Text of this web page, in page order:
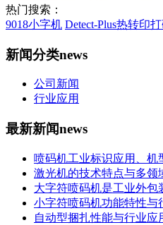
热门搜索：
9018小字机 Detect-Plus热转印
新闻分类news
公司新闻
行业应用
最新新闻news
喷码机工业标识应用、机
激光机的技术特点与多领
大字符喷码机是工业外包
小字符喷码机功能特性与
自动型捆扎性能与行业应